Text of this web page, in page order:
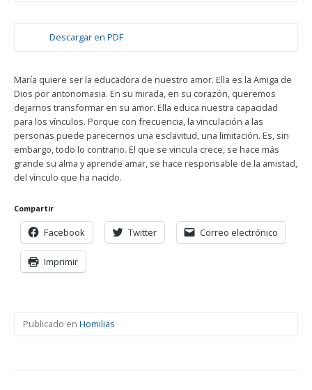
Descargar en PDF
María quiere ser la educadora de nuestro amor. Ella es la Amiga de
Dios por antonomasia. En su mirada, en su corazón, queremos
dejarnos transformar en su amor. Ella educa nuestra capacidad
para los vínculos. Porque con frecuencia, la vinculación a las
personas puede parecernos una esclavitud, una limitación. Es, sin
embargo, todo lo contrario. El que se vincula crece, se hace más
grande su alma y aprende amar, se hace responsable de la amistad,
del vínculo que ha nacido.
Compartir
Facebook Twitter Correo electrónico
Imprimir
Publicado en Homilias